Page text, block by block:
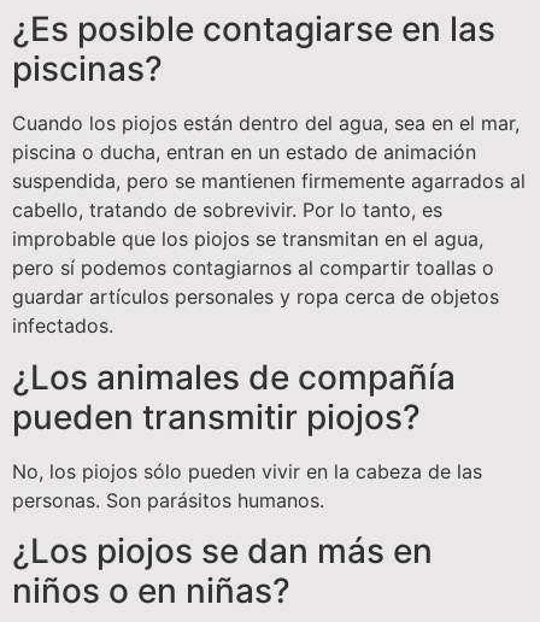
¿Es posible contagiarse en las
piscinas?
Cuando los piojos están dentro del agua, sea en el mar,
piscina o ducha, entran en un estado de animación
suspendida, pero se mantienen firmemente agarrados al
cabello, tratando de sobrevivir. Por lo tanto, es
improbable que los piojos se transmitan en el agua,
pero sí podemos contagiarnos al compartir toallas o
guardar artículos personales y ropa cerca de objetos
infectados.
¿Los animales de compañía
pueden transmitir piojos?
No, los piojos sólo pueden vivir en la cabeza de las
personas. Son parásitos humanos.
¿Los piojos se dan más en
niños o en niñas?